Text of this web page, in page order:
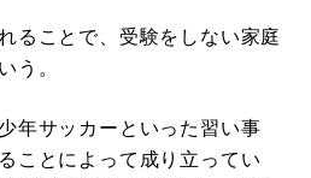
ることで、受験をしない家庭
う。
年サッカーといった習い事
ことによって成り立ってい